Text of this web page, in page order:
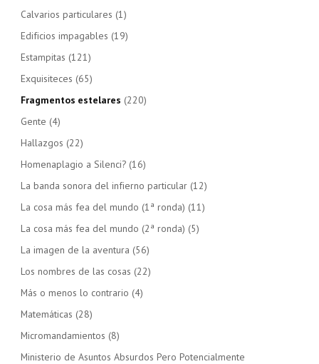
Calvarios particulares (1)
Edificios impagables (19)
Estampitas (121)
Exquisiteces (65)
Fragmentos estelares (220)
Gente (4)
Hallazgos (22)
Homenaplagio a Silenci? (16)
La banda sonora del infierno particular (12)
La cosa más fea del mundo (1ª ronda) (11)
La cosa más fea del mundo (2ª ronda) (5)
La imagen de la aventura (56)
Los nombres de las cosas (22)
Más o menos lo contrario (4)
Matemáticas (28)
Micromandamientos (8)
Ministerio de Asuntos Absurdos Pero Potencialmente